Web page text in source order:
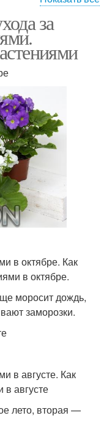
сентябрь
для посадки
за
в октябре. Как
в октябре.
моросит дождь,
заморозки.
в августе. Как
августе
лето, вторая —